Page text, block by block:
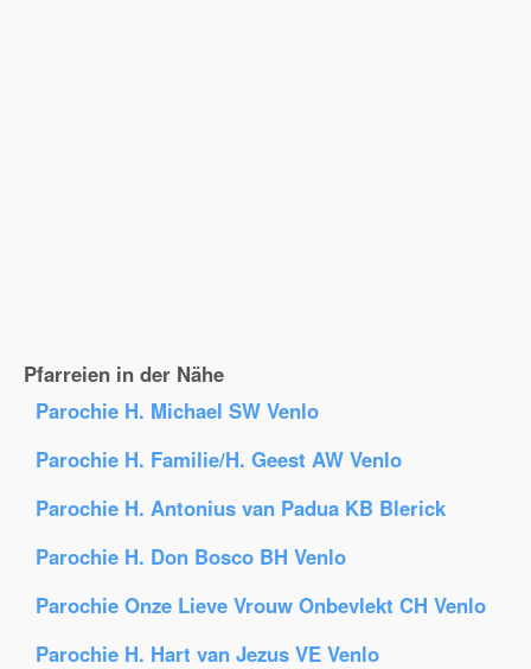
Pfarreien in der Nähe
Parochie H. Michael SW Venlo
Parochie H. Familie/H. Geest AW Venlo
Parochie H. Antonius van Padua KB Blerick
Parochie H. Don Bosco BH Venlo
Parochie Onze Lieve Vrouw Onbevlekt CH Venlo
Parochie H. Hart van Jezus VE Venlo